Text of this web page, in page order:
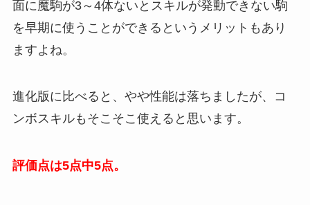
面に魔駒が3～4体ないとスキルが発動できない駒
を早期に使うことができるというメリットもあり
ますよね。
進化版に比べると、やや性能は落ちましたが、コ
ンボスキルもそこそこ使えると思います。
評価点は5点中5点。